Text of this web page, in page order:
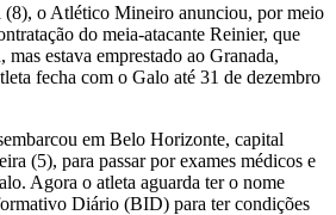
(8), o Atlético Mineiro anunciou, por meio
do meia-atacante Reinier, que
estava emprestado ao Granada,
fecha com o Galo até 31 de dezembro
em Belo Horizonte, capital
(5), para passar por exames médicos e
Agora o atleta aguarda ter o nome
Diário (BID) para ter condições